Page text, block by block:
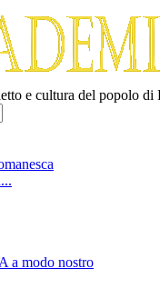
e cultura del popolo di
a modo nostro